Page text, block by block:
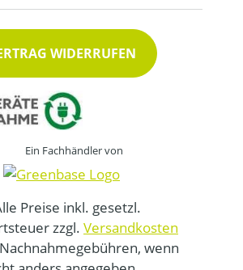
WIDERRUFEN
Ein Fachhändler von
Preise inkl. gesetzl.
zzgl. Versandkosten
wenn